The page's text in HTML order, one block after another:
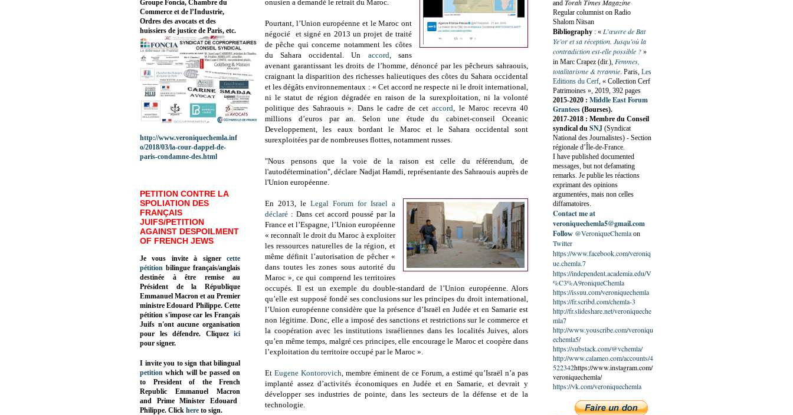
onusien a demandé le retrait du Maroc.
Pourtant, l’Union européenne et le Maroc ont
négocié et signé en 2013 un projet de traité
de pêche qui concerne notamment les côtes
du Sahara occidental. Un accord, sans
avenant garantissant les droits de l’homme, dénoncé par les pêcheurs sahraouis,
craignant la disparition des richesses halieutiques des côtes du Sahara occidental
et les dégâts environnementaux : « Cet accord ne respecte ni le droit international,
ni le statut de région dégradée en raison de la surexploitation, ni la volonté
politique des Sahraouis ». Dans le cadre de cetaccord, le Maroc recevra 40
millions d’euros par an. Selon une étude du cabinet-conseil Oceanic
Developpement, les eaux bordant le Maroc et le Sahara occidental sont
surexploitées par de nombreuses flottes, notamment russes.
"Nous pensons que la voie de la raison est celle du référendum, de
l'autodétermination", déclare Nadjat Hamdi, représentante des Sahraouis auprès de
l'Union européenne.
En 2013, le Legal Forum for Israel a
déclaré : Dans cet accord poussé par la
France et l’Espagne, l’Union européenne
« reconnaît le droit du Maroc à exploiter
les ressources naturelles de la région, et
même définit l’autorisation de pêcher «
dans toutes les zones sous autorité du
Maroc », ce qui comprend les territoires
occupés. Il est un exemple du double-standard de l’Union européenne. Alors
qu’elle est supposé fondé ses conclusions sur les principes du droit international,
l’Union européenne considère que la présence d’Israël en Judée et en Samarie est
non légitime. Donc, elle a imposé des sanctions et restrictions sur le commerce et
la coopération avec les institutions israéliennes dans les localités Juives, alors
qu’en même temps, malgré ces principes, elle encourage le Maroc et coopère dans
l’exploitation du territoire occupé par le Maroc ».
Et Eugene Kontorovich, membre éminent de ce Forum, a estimé qu’Israël n’a pas
implanté assez d’activités économiques en Judée et en Samarie, et devrait y
développer ses industries de pointe, dans les secteurs de la défense et de la
technologie.
Groupe Foncia, Chambre du
Commerce et de l’Industrie,
Ordres des avocats et des
huissiers de justice de Paris, etc.
http://www.veroniquechemla.inf
o/2018/03/la-cour-dappel-de-
paris-condamne-des.html
PETITION CONTRE LA
SPOLIATION DES
FRANÇAIS
JUIFS/PETITION
AGAINST DESPOILMENT
OF FRENCH JEWS
Je vous invite à signer cette
pétition bilingue français/anglais
destinée à être remise au
Président de la République
Emmanuel Macron et au Premier
ministre Edouard Philippe. Cette
pétition s'impose car les Français
Juifs n'ont aucune organisation
pour les défendre. Cliquez
ici
pour signer.
I invite you to sign that bilingual
petition which will be passed on
to President of the French
Republic Emmanuel Macron
and Prime Minister Edouard
Philippe. Click here to sign.
and Torah Times Magazine
Regular columnist on Radio
Shalom Nitsan
Bibliography : « L’œuvre de Bat
Ye’or et sa réception. Jusqu’où la
contradiction est-elle possible ? »
in Marc Crapez (dir.), Femmes,
totalitarisme & tyrannie. Paris, Les
Editions du Cerf, « Collection Cerf
Patrimoines », 2019, 392 pages
2015-2020 : Middle East Forum
Grantees (Bourses).
2017-2018 : Membre du Conseil
syndical du SNJ (Syndicat
National des Journalistes) - Section
régionale d’Île-de-France.
I have published documented
messages, but not defamating
remarks. Je publie les réactions
exprimant des opinions
argumentées, mais non celles
diffamatoires.
Contact me at
veroniquechemla5@gmail.com
Follow @VeroniqueChemlaon
Twitter
https://www.facebook.com/veroniq
ue.chemla.7
https://independent.academia.edu/V
%C3%A9roniqueChemla
https://issuu.com/veroniquechemla
https://fr.scribd.com/chemla-3
http://fr.slideshare.net/veroniqueche
mla7
http://www.youscribe.com/veroniqu
echemla5/
https://substack.com/@vchemla/
http://www.calameo.com/accounts/4
522342https://www.instagram.com/
veroniquechemla/
https://vk.com/veroniquechemla